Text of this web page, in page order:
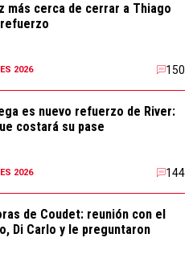
más cerca de cerrar a Thiago
2026 150
es nuevo refuerzo de River:
costará su pase
2026 144
de Coudet: reunión con el
Di Carlo y le preguntaron